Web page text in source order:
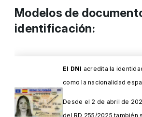
Modelos de
identificación:
El DNI acredita la
como la nacionalidad
Desde el 2 de abril de
del RD 255/2025 también